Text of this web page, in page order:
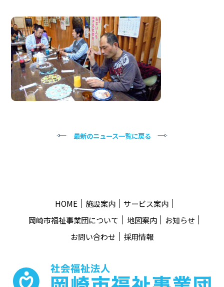
最新のニュース一覧に戻る
HOME 施設案内
サービス案内
岡崎市福祉事業団について
地図案内
お知らせ
お問い合わせ
採用情報